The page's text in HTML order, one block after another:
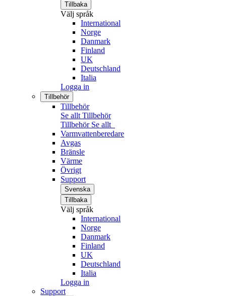
Tillbaka
Välj språk
International
Norge
Danmark
Finland
UK
Deutschland
Italia
Logga in
Tillbehör
Tillbehör
Se allt Tillbehör
Tillbehör Se allt
Varmvattenberedare
Avgas
Bränsle
Värme
Övrigt
Support
Svenska
Tillbaka
Välj språk
International
Norge
Danmark
Finland
UK
Deutschland
Italia
Logga in
Support